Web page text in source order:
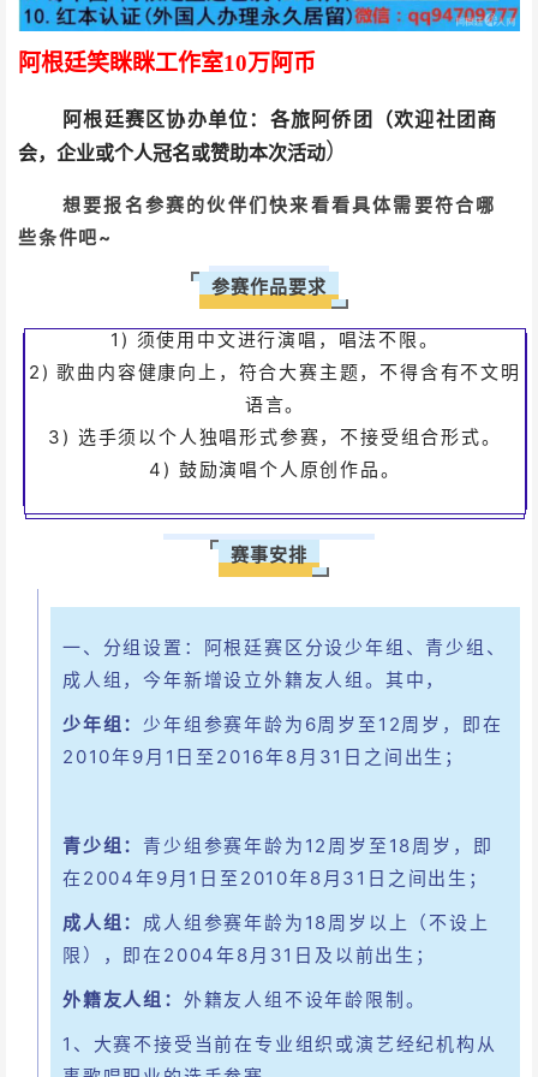
阿根廷笑眯眯工作室10万阿币
阿根廷赛区协办单位：各旅阿侨团
（欢迎社团商
会，企业或个人冠名或赞助本次活动）
想要报名参赛的伙伴们快来看看具体需要符合哪
些条件吧~
参赛作品要求
1) 须使用中文进行演唱，唱法不限。
2) 歌曲内容健康向上，符合大赛主题，不得含有不文明
语言。
3) 选手须以个人独唱形式参赛，不接受组合形式。
4) 鼓励演唱个人原创作品。
固定布局
工具条上设置固定宽高
可以完美对齐背景图和文字
以及制作自己的模板
赛事安排
一、分组设置：阿根廷赛区分设少年组、青少组、
成人组，今年新增设立外籍友人组。其中，
少年组： 少年组参赛年龄为6周岁至12周岁，即在
2010年9月1日至2016年8月31日之间出生；
青少组： 青少组参赛年龄为12周岁至18周岁，即
在2004年9月1日至2010年8月31日之间出生；
成人组： 成人组参赛年龄为18周岁以上（不设上
限），即在2004年8月31日及以前出生；
外籍友人组： 外籍友人组不设年龄限制。
1、大赛不接受当前在专业组织或演艺经纪机构从